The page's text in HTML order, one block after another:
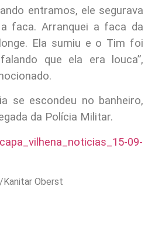
entramos, ele segurava
faca. Arranquei a faca da
Ela sumiu e o Tim foi
que ela era louca”,
se escondeu no banheiro,
da Polícia Militar.
Oberst